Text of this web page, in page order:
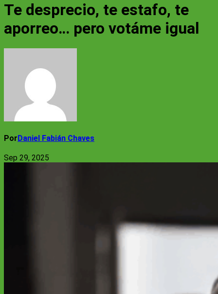
Te desprecio, te estafo, te
aporreo… pero votáme igual
PorDaniel Fabián Chaves
Sep 29, 2025